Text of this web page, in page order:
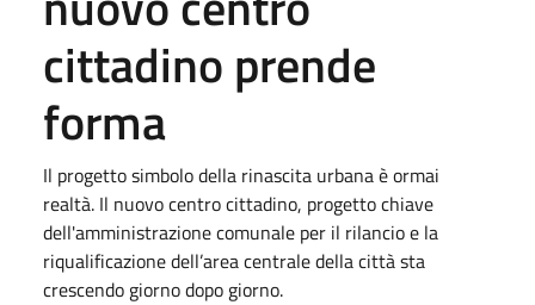
cittadino prende
forma
Il progetto simbolo della rinascita urbana è ormai
realtà. Il nuovo centro cittadino, progetto chiave
dell'amministrazione comunale per il rilancio e la
riqualificazione dell’area centrale della città sta
crescendo giorno dopo giorno.